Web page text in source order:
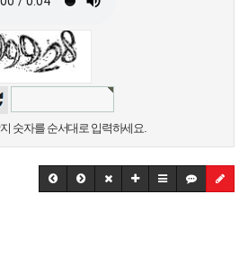
숫자를 순서대로 입력하세요.